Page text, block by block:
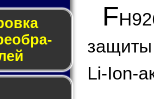
F
Li-Ion-